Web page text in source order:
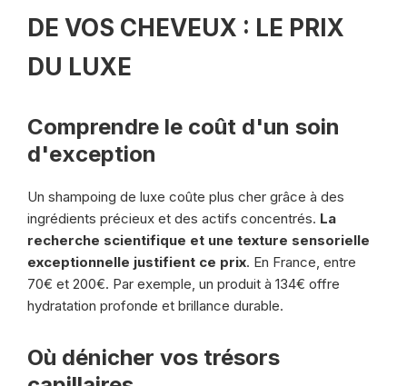
DE VOS CHEVEUX : LE PRIX
DU LUXE
Comprendre le coût d'un soin
d'exception
Un shampoing de luxe coûte plus cher grâce à des
ingrédients précieux et des actifs concentrés. La
recherche scientifique et une texture sensorielle
exceptionnelle justifient ce prix. En France, entre
70€ et 200€. Par exemple, un produit à 134€ offre
hydratation profonde et brillance durable.
Où dénicher vos trésors